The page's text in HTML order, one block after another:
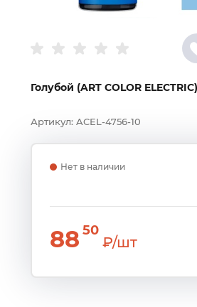
Голубой (ART COLOR
Артикул: ACEL-4756-10
Нет в наличии
8850
₽/шт